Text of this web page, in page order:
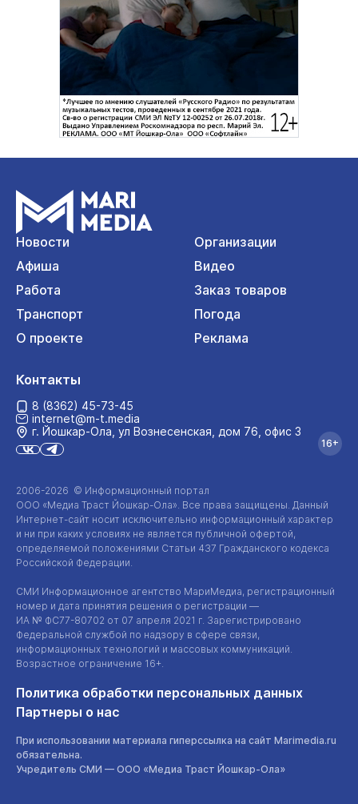
Новости
Организации
Афиша
Видео
Работа
Заказ товаров
Транспорт
Погода
О проекте
Реклама
2006-2026 © Информационный портал
ООО «Медиа Траст Йошкар-Ола». Все права защищены. Данный
Интернет-сайт носит исключительно информационный характер
и ни при каких условиях не является публичной офертой,
определяемой положениями Статьи 437 Гражданского кодекса
Российской Федерации.
СМИ Информационное агентство МариМедиа, регистрационный
номер и дата принятия решения о регистрации —
ИА № ФС77-80702 от 07 апреля 2021 г. Зарегистрировано
Федеральной службой по надзору в сфере связи,
информационных технологий и массовых коммуникаций.
Возрастное ограничение 16+.
Политика обработки персональных данных
Партнеры о нас
При использовании материала гиперссылка на сайт Marimedia.ru
обязательна.
Учредитель СМИ — ООО «Медиа Траст Йошкар-Ола»
Контакты
8 (8362) 45-73-45
internet@m-t.media
г. Йошкар‑Ола, ул Вознесенская, дом 76, офис 3
16+